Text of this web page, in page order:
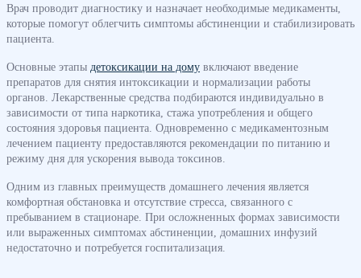
Врач проводит диагностику и назначает необходимые медикаменты,
которые помогут облегчить симптомы абстиненции и стабилизировать
пациента.
Основные этапы детоксикации на дому включают введение
препаратов для снятия интоксикации и нормализации работы
органов. Лекарственные средства подбираются индивидуально в
зависимости от типа наркотика, стажа употребления и общего
состояния здоровья пациента. Одновременно с медикаментозным
лечением пациенту предоставляются рекомендации по питанию и
режиму дня для ускорения вывода токсинов.
Одним из главных преимуществ домашнего лечения является
комфортная обстановка и отсутствие стресса, связанного с
пребыванием в стационаре. При осложненных формах зависимости
или выраженных симптомах абстиненции, домашних инфузий
недостаточно и потребуется госпитализация.